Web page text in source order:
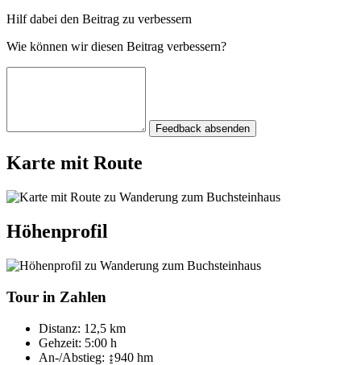
Hilf dabei den Beitrag zu verbessern
Wie können wir diesen Beitrag verbessern?
Feedback absenden
Karte mit Route
Höhenprofil
Tour in Zahlen
Distanz: 12,5 km
Gehzeit: 5:00 h
An-/Abstieg: ↨940 hm